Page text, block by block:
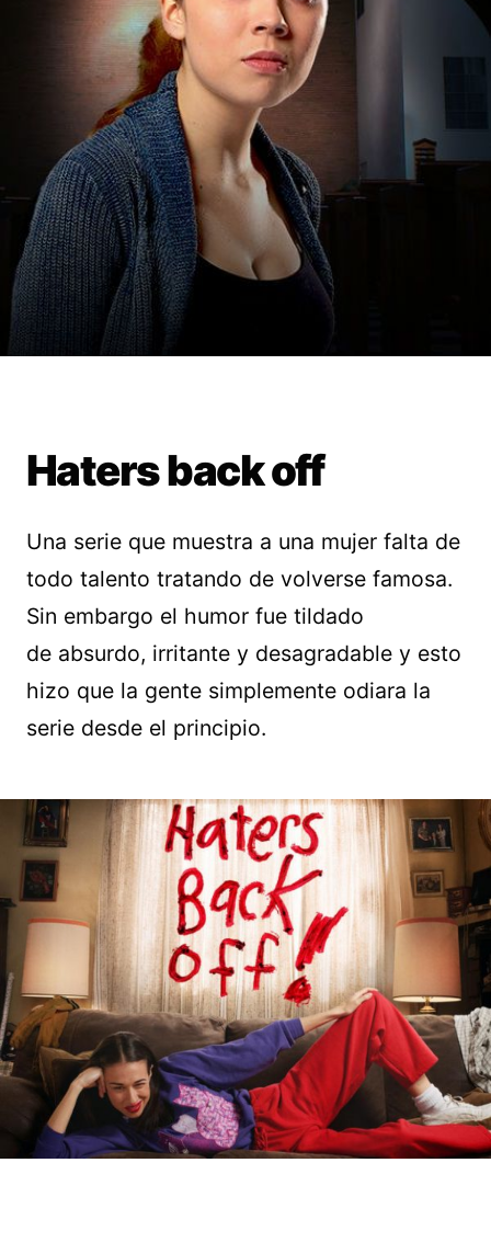
Haters back off
Una serie que muestra a una mujer falta de
todo talento tratando de volverse famosa.
Sin embargo el humor fue tildado
de absurdo, irritante y desagradable y esto
hizo que la gente simplemente odiara la
serie desde el principio.